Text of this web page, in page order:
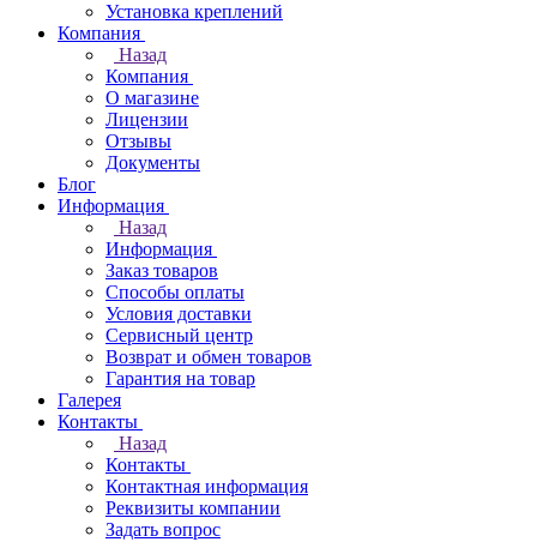
Установка креплений
Компания
Назад
Компания
О магазине
Лицензии
Отзывы
Документы
Блог
Информация
Назад
Информация
Заказ товаров
Способы оплаты
Условия доставки
Сервисный центр
Возврат и обмен товаров
Гарантия на товар
Галерея
Контакты
Назад
Контакты
Контактная информация
Реквизиты компании
Задать вопрос